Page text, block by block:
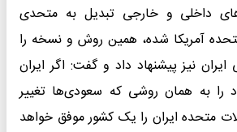
داخلی و خارجی تبدیل به متحدی
آمریکا شده، همین روش و نسخه را
نیز پیشنهاد داد و گفت: اگر ایران
را به همان روشی که سعودی‌ها تغییر
متحده ایران را یک کشور موفق خواهد